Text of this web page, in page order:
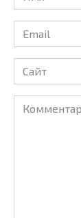
*
Email
*
Сайт
Комментарий